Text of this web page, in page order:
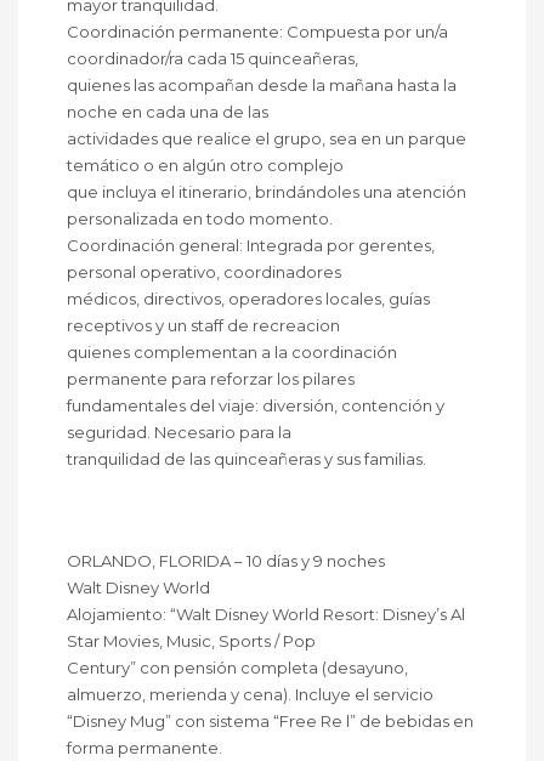
mayor tranquilidad.
Coordinación permanente: Compuesta por un/a
coordinador/ra cada 15 quinceañeras,
quienes las acompañan desde la mañana hasta la
noche en cada una de las
actividades que realice el grupo, sea en un parque
temático o en algún otro complejo
que incluya el itinerario, brindándoles una atención
personalizada en todo momento.
Coordinación general: Integrada por gerentes,
personal operativo, coordinadores
médicos, directivos, operadores locales, guías
receptivos y un staff de recreacion
quienes complementan a la coordinación
permanente para reforzar los pilares
fundamentales del viaje: diversión, contención y
seguridad. Necesario para la
tranquilidad de las quinceañeras y sus familias.
ORLANDO, FLORIDA – 10 días y 9 noches
Walt Disney World
Alojamiento: “Walt Disney World Resort: Disney’s Al
Star Movies, Music, Sports / Pop
Century” con pensión completa (desayuno,
almuerzo, merienda y cena). Incluye el servicio
“Disney Mug” con sistema “Free Re l” de bebidas en
forma permanente.